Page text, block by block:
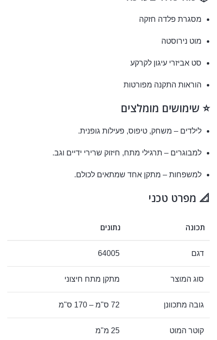
מסגרת פלדה חזקה
מוט נירוסטה
סט אביזרי עיגון לקרקע
הוראות התקנה מפורטות
⭐ שימושים מומלצים
לילדים – משחק, טיפוס, פעילות גופנית.
למבוגרים – תרגילי מתח, חיזוק שרירי ידיים וגב.
למשפחות – מתקן אחד שמתאים לכולם.
📐 מפרט טכני
תכונה נתונים
דגם 64005
סוג המוצר מתקן מתח חיצוני
גובה מתכוונן 72 ס"מ – 170 ס"מ
קוטר המוט 25 מ"מ